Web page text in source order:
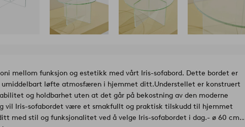
mellom funksjon og estetikk med vårt Iris-sofabord. Dette bordet er
umiddelbart løfte atmosfæren i hjemmet ditt.Understellet er konstruert
og holdbarhet uten at det går på bekostning av den moderne
vil Iris-sofabordet være et smakfullt og praktisk tilskudd til hjemmet
med stil og funksjonalitet ved å velge Iris-sofabordet i dag.- ø 60 cm,